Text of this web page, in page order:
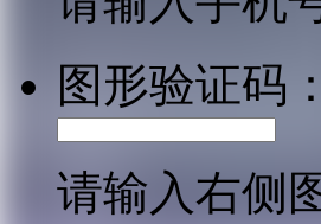
图形验证码：
请输入右侧